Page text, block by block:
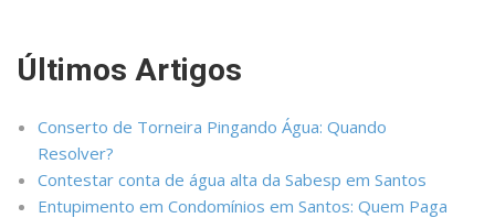
Últimos Artigos
Conserto de Torneira Pingando Água: Quando
Resolver?
Contestar conta de água alta da Sabesp em Santos
Entupimento em Condomínios em Santos: Quem Paga